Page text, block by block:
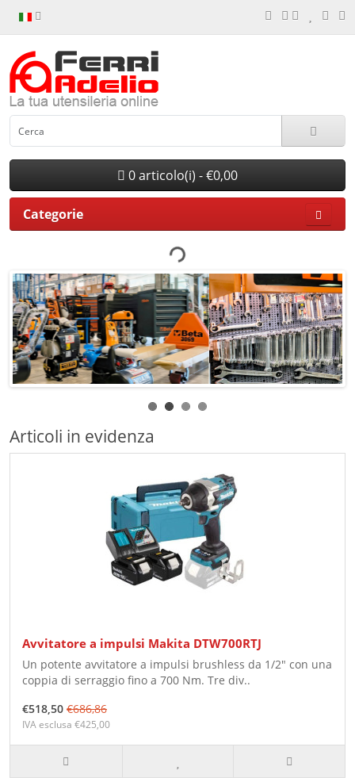
0 articolo(i) - €0,00
Categorie
Articoli in evidenza
Avvitatore a impulsi Makita DTW700RTJ
Un potente avvitatore a impulsi brushless da 1/2" con una
coppia di serraggio fino a 700 Nm. Tre div..
€518,50 €686,86
IVA esclusa €425,00